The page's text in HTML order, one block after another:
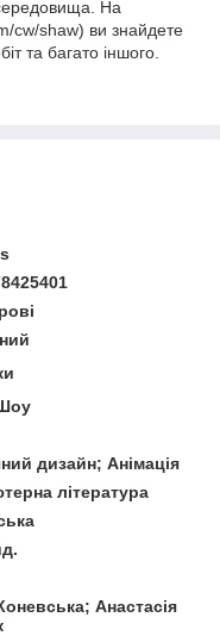
На
cw/shaw) ви знайдете
та багато іншого.
дизайн; Анімація
література
Анастасія